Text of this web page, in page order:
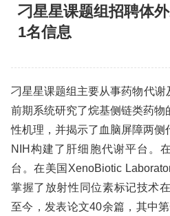
刁星星课题组招聘体
1名信息
刁星星课题组主要从事药物代谢
前期系统研究了烷基侧链类药
性机理，并揭示了血脑屏障两侧
NIH构建了肝细胞代谢平台。
台。在美国XenoBiotic
掌握了放射性同位素标记技术
至今，发表论文40余篇，其中